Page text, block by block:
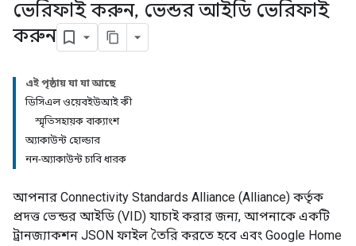
ভেরিফাই করুন, ভেন্ডর আইডি ভেরিফাই
করুন
এই পৃষ্ঠায় যা যা আছে
ডিসিএল ওয়েবইউআই কী
স্মৃতিসহায়ক বাক্যাংশ
অ্যাকাউন্ট হোল্ডার
নন-অ্যাকাউন্ট চাবি ধারক
আপনার Connectivity Standards Alliance (Alliance) কর্তৃক
প্রদত্ত ভেন্ডর আইডি (VID) যাচাই করার জন্য, আপনাকে একটি
ট্রানজ্যাকশন JSON ফাইল তৈরি করতে হবে এবং Google Home